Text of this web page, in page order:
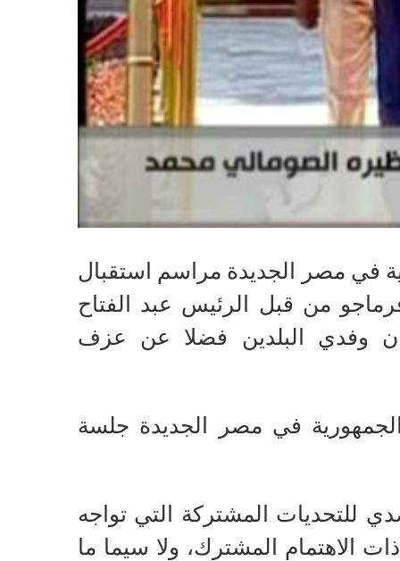
في مصر الجديدة مراسم استقبال
من قبل الرئيس عبد الفتاح
وفدي البلدين فضلا عن عزف
في مصر الجديدة جلسة
للتحديات المشتركة التي تواجه
الاهتمام المشترك، ولا سيما ما